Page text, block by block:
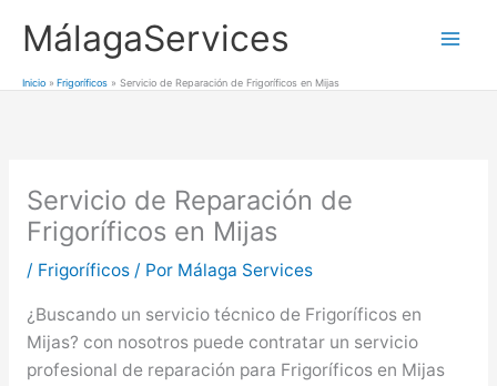
MálagaServices
Inicio Frigoríficos Servicio de Reparación de Frigoríficos en Mijas
Servicio de Reparación de
Frigoríficos en Mijas
/ Frigoríficos/ Por Málaga Services
¿Buscando un servicio técnico de Frigoríficos en
Mijas? con nosotros puede contratar un servicio
profesional de reparación para Frigoríficos en Mijas